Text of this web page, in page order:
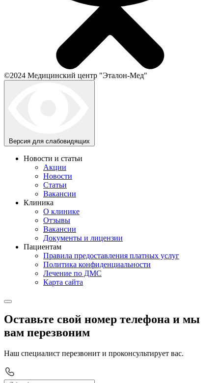
©2024 Медицинский центр "Эталон-Мед"
Версия для слабовидящих
Новости и статьи
Акции
Новости
Статьи
Вакансии
Клиника
О клинике
Отзывы
Вакансии
Документы и лицензии
Пациентам
Правила предоставления платных услуг
Политика конфиденциальности
Лечение по ДМС
Карта сайта
Оставьте свой номер телефона и мы
вам перезвоним
Наш специалист перезвонит и проконсультирует вас.